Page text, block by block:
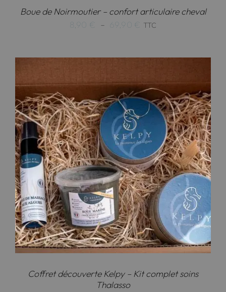
Boue de Noirmoutier – confort articulaire cheval
8,90 € – 69,90 €
Plage
à
69,90 €
TTC
Coffret découverte Kelpy – Kit complet soins
Thalasso